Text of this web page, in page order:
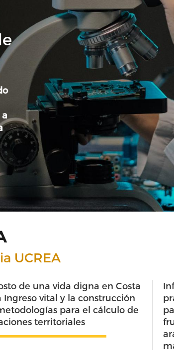
UCREA
of coffee management
on the accumulation
of bioactive compounds in
and leaves of coffee (Coffea
L.): an innovative